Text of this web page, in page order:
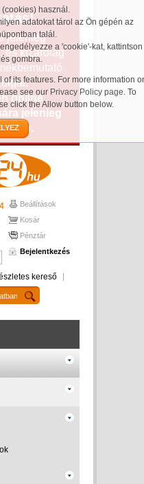
(cookies) használ.
adatokat tárol az Ön gépén az
talál.
a 'cookie'-kat, kattintson
gombra.
its features. For more information
see our Privacy Policy page. To
click the Allow button below.
jelenleg
és kizárólag
online
jelenleg
Beállítások
Kosár
Pénztár
Bejelentkezés
kereső